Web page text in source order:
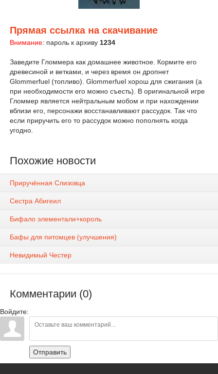
Прямая ссылка на скачивание
Внимание: пароль к архиву 1234
Заведите Гломмера как домашнее животное. Кормите его
древесиной и ветками, и через время он дропнет
Glommerfuel (топливо). Glommerfuel хорош для сжигания (а
при необходимости его можно съесть). В оригинальной игре
Гломмер является нейтральным мобом и при нахождении
вблизи его, персонажи восстанавливают рассудок. Так что
если приручить его то рассудок можно пополнять когда
угодно.
Похожие новости
Приручённая Слизовца
Сестра Абигеил
Бифало элементали+король
Бафы для питомцев (улучшения)
Невидимый Честер
Комментарии (0)
Войдите:
Отправить